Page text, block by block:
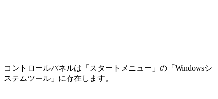
コントロールパネルは「スタートメニュー」の「Windowsシ
ステムツール」に存在します。